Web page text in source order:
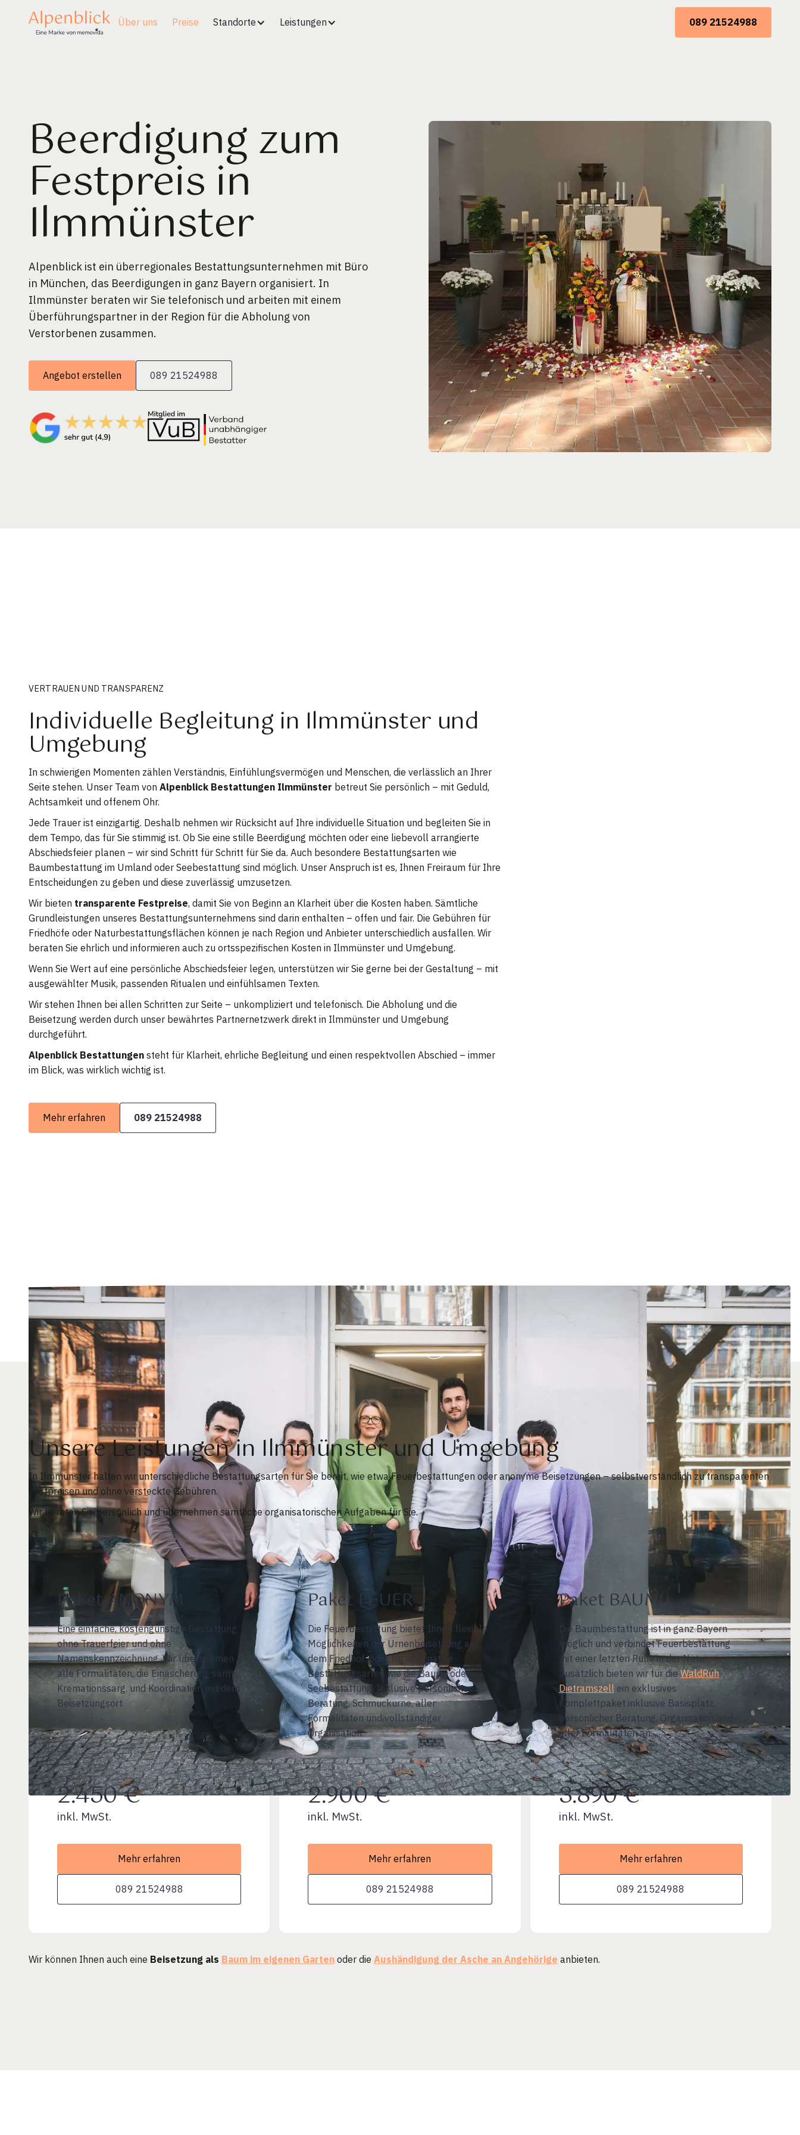
Über uns Preise Standorte Leistungen 089 21524988
Beerdigung zum
Festpreis in
Ilmmünster
Alpenblick ist ein überregionales Bestattungsunternehmen mit Büro
in München, das Beerdigungen in ganz Bayern organisiert. In
Ilmmünster beraten wir Sie telefonisch und arbeiten mit einem
Überführungspartner in der Region für die Abholung von
Verstorbenen zusammen.
Angebot erstellen 089 21524988
VERTRAUEN UND TRANSPARENZ
Individuelle Begleitung in Ilmmünster und
Umgebung
In schwierigen Momenten zählen Verständnis, Einfühlungsvermögen und Menschen, die verlässlich an Ihrer
Seite stehen. Unser Team von Alpenblick Bestattungen Ilmmünster betreut Sie persönlich – mit Geduld,
Achtsamkeit und offenem Ohr.
Jede Trauer ist einzigartig. Deshalb nehmen wir Rücksicht auf Ihre individuelle Situation und begleiten Sie in
dem Tempo, das für Sie stimmig ist. Ob Sie eine stille Beerdigung möchten oder eine liebevoll arrangierte
Abschiedsfeier planen – wir sind Schritt für Schritt für Sie da. Auch besondere Bestattungsarten wie
Baumbestattung im Umland oder Seebestattung sind möglich. Unser Anspruch ist es, Ihnen Freiraum für Ihre
Entscheidungen zu geben und diese zuverlässig umzusetzen.
Wir bieten transparente Festpreise, damit Sie von Beginn an Klarheit über die Kosten haben. Sämtliche
Grundleistungen unseres Bestattungsunternehmens sind darin enthalten – offen und fair. Die Gebühren für
Friedhöfe oder Naturbestattungsflächen können je nach Region und Anbieter unterschiedlich ausfallen. Wir
beraten Sie ehrlich und informieren auch zu ortsspezifischen Kosten in Ilmmünster und Umgebung.
Wenn Sie Wert auf eine persönliche Abschiedsfeier legen, unterstützen wir Sie gerne bei der Gestaltung – mit
ausgewählter Musik, passenden Ritualen und einfühlsamen Texten.
Wir stehen Ihnen bei allen Schritten zur Seite – unkompliziert und telefonisch. Die Abholung und die
Beisetzung werden durch unser bewährtes Partnernetzwerk direkt in Ilmmünster und Umgebung
durchgeführt.
Alpenblick Bestattungen steht für Klarheit, ehrliche Begleitung und einen respektvollen Abschied – immer
im Blick, was wirklich wichtig ist.
Mehr erfahren 089 21524988
Unsere Leistungen in Ilmmünster und Umgebung
In Ilmmünster halten wir unterschiedliche Bestattungsarten für Sie bereit, wie etwa Feuerbestattungen oder anonyme Beisetzungen – selbstverständlich zu transparenten
Festpreisen und ohne versteckte Gebühren.
Wir beraten Sie persönlich und übernehmen sämtliche organisatorischen Aufgaben für Sie.
Paket ANONYM
Eine einfache, kostengünstige Bestattung
ohne Trauerfeier und ohne
Namenskennzeichnung. Wir übernehmen
alle Formalitäten, die Einäscherung samt
Kremationssarg. und Koordination mit dem
Beisetzungsort
2.450 €
inkl. MwSt.
Mehr erfahren
089 21524988
Paket FEUER
Die Feuerbestattung bietet Ihnen flexible
Möglichkeiten der Urnenbeisetzung auf
dem Friedhof, oder für alternative
Bestattungsarten wie die Baum- oder
Seebestattung. Inklusive persönlicher
Beratung, Schmuckurne, aller
Formalitäten und vollständiger
Organisation.
2.900 €
inkl. MwSt.
Mehr erfahren
089 21524988
Paket BAUM
Die Baumbestattung ist in ganz Bayern
möglich und verbindet Feuerbestattung
mit einer letzten Ruhe in der Natur.
Zusätzlich bieten wir für die WaldRuh
Dietramszellein exklusives
Komplettpaket inklusive Basisplatz,
persönlicher Beratung, Organisation und
aller Formalitäten an.
3.890 €
inkl. MwSt.
Mehr erfahren
089 21524988
Wir können Ihnen auch eine Beisetzung als Baum im eigenen Garten oder die Aushändigung der Asche an Angehörige anbieten.